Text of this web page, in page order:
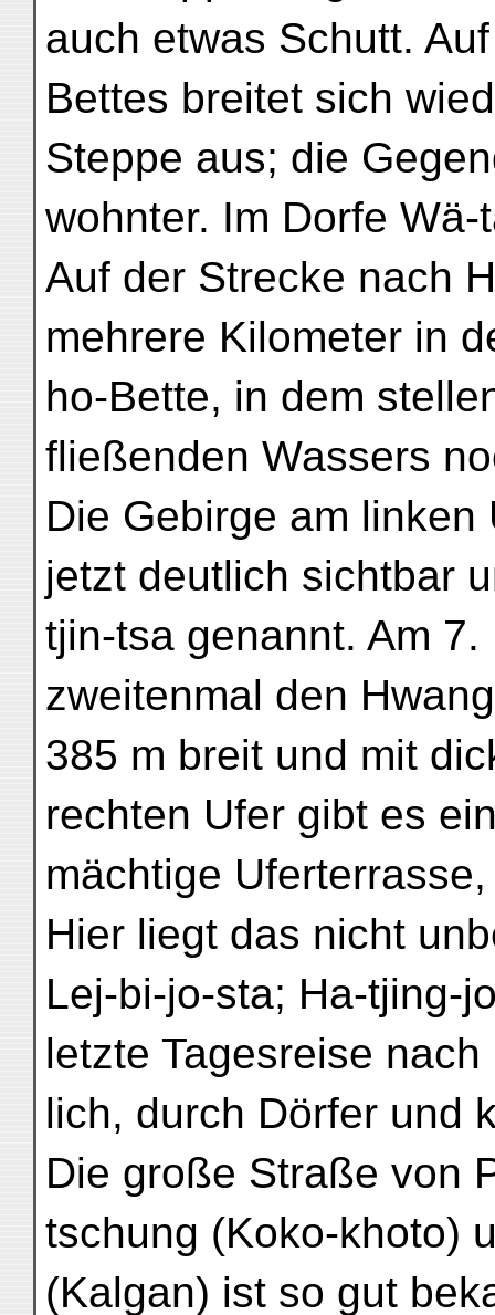
auch etwas Schutt.
Bettes breitet sich
Steppe aus; die
wohnter. Im Dorfe
Auf der Strecke nach
mehrere Kilometer in
ho-Bette, in dem
fließenden Wassers
Die Gebirge am
jetzt deutlich sichtbar
tjin-tsa genannt. Am
zweitenmal den
385 m breit und mit
rechten Ufer gibt es
mächtige
Hier liegt das nicht
Lej-bi-jo-sta; Ha-tjing-
letzte Tagesreise
lich, durch Dörfer und
Die große Straße von
tschung (Koko-khoto)
(Kalgan) ist so gut